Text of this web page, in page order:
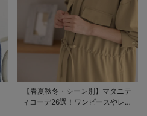
【春夏秋冬・シーン別】マタニテ
ィコーデ26選！ワンピースやレギ